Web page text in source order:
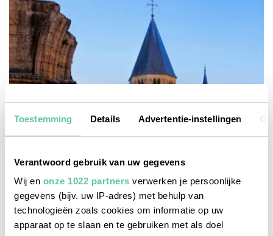
Toestemming Details Advertentie-instellingen
Verantwoord gebruik van uw gegevens
Wij en onze 1022 partners verwerken je persoonlijke
gegevens (bijv. uw IP-adres) met behulp van
technologieën zoals cookies om informatie op uw
apparaat op te slaan en te gebruiken met als doel